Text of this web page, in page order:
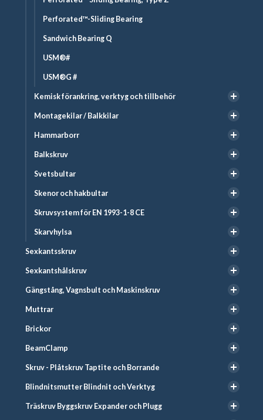
Perforated™-Sliding Bearing
Sandwich Bearing Q
USM®#
USM®G #
Kemisk förankring, verktyg och tillbehör
Montagekilar / Balkkilar
Hammarborr
Balkskruv
Svetsbultar
Skenor och hakbultar
Skruvsystem för EN 1993-1-8 CE
Skarvhylsa
Sexkantsskruv
Sexkantshålskruv
Gängstång, Vagnsbult och Maskinskruv
Muttrar
Brickor
BeamClamp
Skruv - Plåtskruv Taptite och Borrande
Blindnitsmutter Blindnit och Verktyg
Träskruv Byggskruv Expander och Plugg